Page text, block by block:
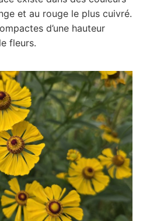
et au rouge le plus cuivré.
d’une hauteur
fleurs.